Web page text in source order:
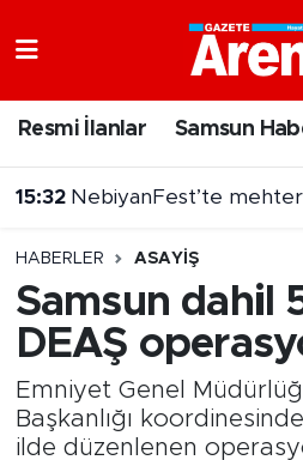
Resmi İlanlar Samsun
15:32 NebiyanFest’te mehter
Dron saldırısına uğramıştı!
HABERLER ASAYIŞ
Samsun dahil
DEAŞ
Emniyet Genel
Başkanlığı
ilde düzenlenen
Samsun Namaz Vakitleri
Trafik Durumu
Süper Lig Puan Durumu
Tüm Manşetler